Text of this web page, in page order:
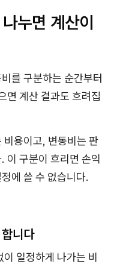
누면 계산이
를 구분하는 순간부터
면 계산 결과도 흐려집
용이고, 변동비는 판
이 구분이 흐리면 손익
에 쓸 수 없습니다.
니다
일정하게 나가는 비